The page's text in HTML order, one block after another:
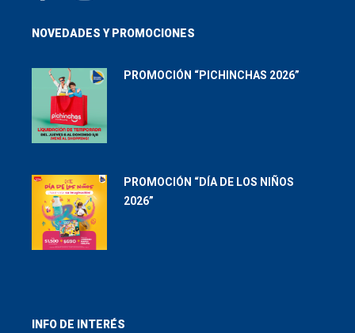
NOVEDADES Y PROMOCIONES
PROMOCIÓN “PICHINCHAS 2026”
PROMOCIÓN “DÍA DE LOS NIÑOS
2026”
INFO DE INTERÉS